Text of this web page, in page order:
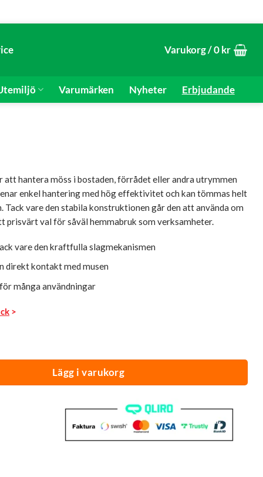
Varukorg /0 kr
Varumärken Nyheter Erbjudande
hantera möss i bostaden, förrådet eller andra utrymmen
enkel hantering med hög effektivitet och kan tömmas helt
Tack vare den stabila konstruktionen går den att använda om
prisvärt val för såväl hemmabruk som verksamheter.
vare den kraftfulla slagmekanismen
direkt kontakt med musen
många användningar
>
Lägg i varukorg